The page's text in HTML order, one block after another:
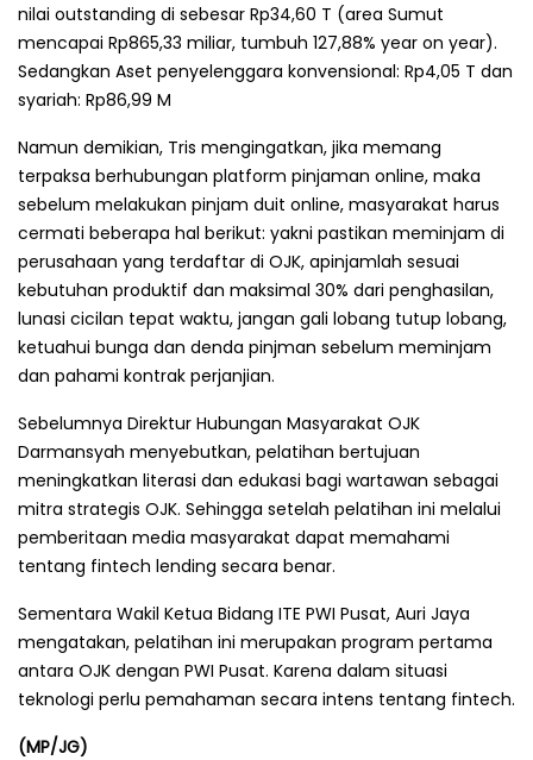
nilai outstanding di sebesar Rp34,60 T (area Sumut
mencapai Rp865,33 miliar, tumbuh 127,88% year on year).
Sedangkan Aset penyelenggara konvensional: Rp4,05 T dan
syariah: Rp86,99 M
Namun demikian, Tris mengingatkan, jika memang
terpaksa berhubungan platform pinjaman online, maka
sebelum melakukan pinjam duit online, masyarakat harus
cermati beberapa hal berikut: yakni pastikan meminjam di
perusahaan yang terdaftar di OJK, apinjamlah sesuai
kebutuhan produktif dan maksimal 30% dari penghasilan,
lunasi cicilan tepat waktu, jangan gali lobang tutup lobang,
ketuahui bunga dan denda pinjman sebelum meminjam
dan pahami kontrak perjanjian.
Sebelumnya Direktur Hubungan Masyarakat OJK
Darmansyah menyebutkan, pelatihan bertujuan
meningkatkan literasi dan edukasi bagi wartawan sebagai
mitra strategis OJK. Sehingga setelah pelatihan ini melalui
pemberitaan media masyarakat dapat memahami
tentang fintech lending secara benar.
Sementara Wakil Ketua Bidang ITE PWI Pusat, Auri Jaya
mengatakan, pelatihan ini merupakan program pertama
antara OJK dengan PWI Pusat. Karena dalam situasi
teknologi perlu pemahaman secara intens tentang fintech.
(MP/JG)